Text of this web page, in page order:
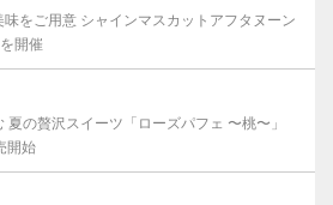
をご用意 シャインマスカットアフタヌーン
開催
の贅沢スイーツ「ローズパフェ 〜桃〜」
開始